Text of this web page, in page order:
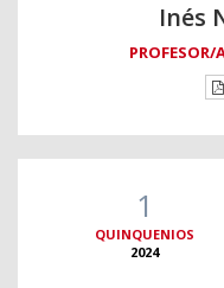
Inés
1
QUINQUENIOS
2024